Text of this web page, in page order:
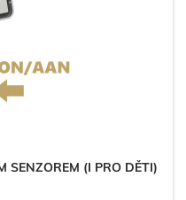
SENZOREM (I PRO DĚTI)